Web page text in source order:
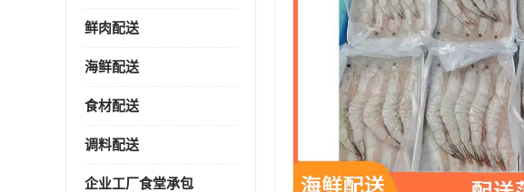
鲜肉配送
海鲜配送
食材配送
调料配送
企业工厂食堂承包